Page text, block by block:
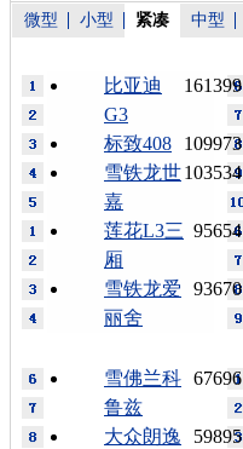
微型 小型 紧凑 中型
161399
比亚迪
G3
109973
标致408
103534
雪铁龙世
嘉
95654
莲花L3三
厢
93670
雪铁龙爱
丽舍
67696
雪佛兰科
鲁兹
59895
大众朗逸